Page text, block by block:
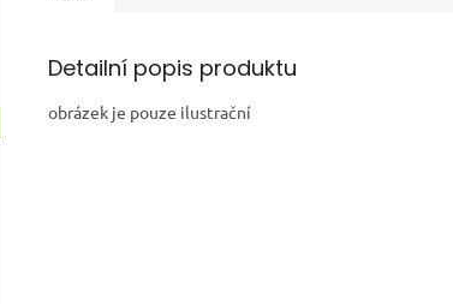
Detailní popis produktu
obrázek je pouze ilustrační